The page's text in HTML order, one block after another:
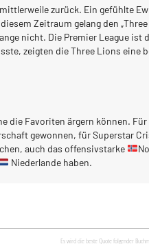
zurück. Ein gefühlte
Zeitraum gelang den
nicht. Die Premier League
zeigten die Three Lions
die Favoriten ärgern können.
gewonnen, für Superstar
auch das offensivstarke
Niederlande haben.